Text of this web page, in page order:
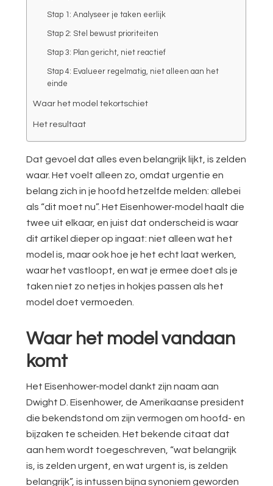
Stap 1: Analyseer je taken eerlijk
Stap 2: Stel bewust prioriteiten
Stap 3: Plan gericht, niet reactief
Stap 4: Evalueer regelmatig, niet alleen aan het
einde
Waar het model tekortschiet
Het resultaat
Dat gevoel dat alles even belangrijk lijkt, is zelden
waar. Het voelt alleen zo, omdat urgentie en
belang zich in je hoofd hetzelfde melden: allebei
als “dit moet nu”. Het Eisenhower-model haalt die
twee uit elkaar, en juist dat onderscheid is waar
dit artikel dieper op ingaat: niet alleen wat het
model is, maar ook hoe je het echt laat werken,
waar het vastloopt, en wat je ermee doet als je
taken niet zo netjes in hokjes passen als het
model doet vermoeden.
Waar het model vandaan
komt
Het Eisenhower-model dankt zijn naam aan
Dwight D. Eisenhower, de Amerikaanse president
die bekendstond om zijn vermogen om hoofd- en
bijzaken te scheiden. Het bekende citaat dat
aan hem wordt toegeschreven, “wat belangrijk
is, is zelden urgent, en wat urgent is, is zelden
belangrijk”, is intussen bijna synoniem geworden